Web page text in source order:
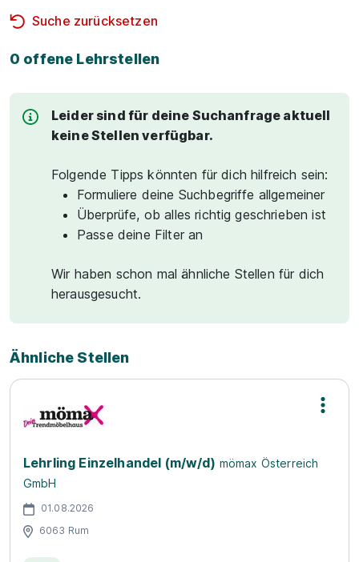
Suche zurücksetzen
0 offene Lehrstellen
Leider sind für deine Suchanfrage aktuell
keine Stellen verfügbar.
Folgende Tipps könnten für dich hilfreich sein:
Formuliere deine Suchbegriffe allgemeiner
Überprüfe, ob alles richtig geschrieben ist
Passe deine Filter an
Wir haben schon mal ähnliche Stellen für dich
herausgesucht.
Ähnliche Stellen
Lehrling Einzelhandel (m/w/d) mömax Österreich
GmbH
01.08.2026
6063 Rum